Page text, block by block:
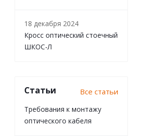
18 декабря 2024
Кросс оптический стоечный
ШКОС-Л
Статьи Все статьи
Требования к монтажу
оптического кабеля